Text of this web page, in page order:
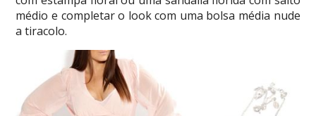
médio e completar o look com uma bolsa média nude
a tiracolo.